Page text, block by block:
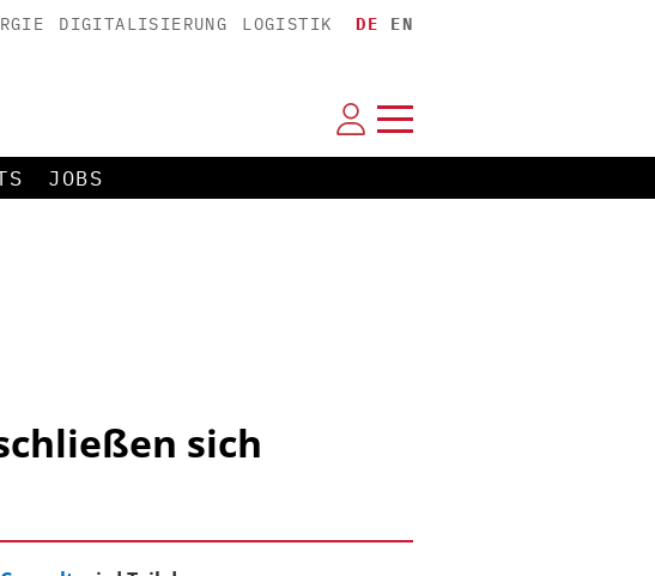
DIGITALISIERUNG LOGISTIK DE EN
JOBS
sich